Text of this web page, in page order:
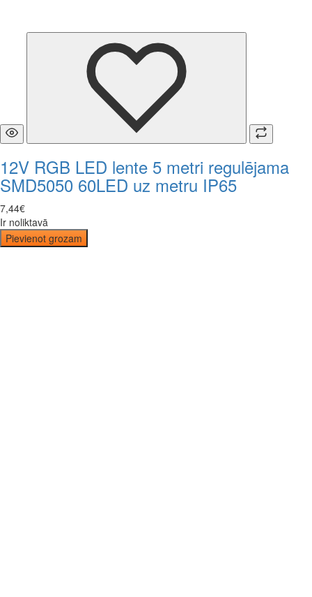
12V RGB LED lente 5 metri regulējama
SMD5050 60LED uz metru IP65
7,44€
Ir noliktavā
Pievienot grozam